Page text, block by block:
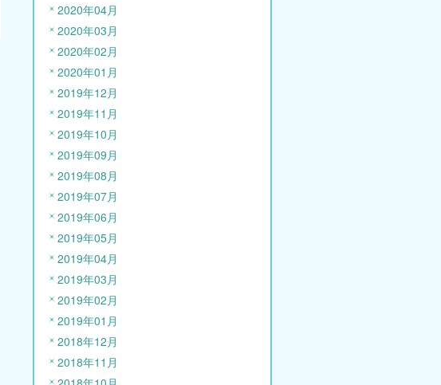
2020年04月
2020年03月
2020年02月
2020年01月
2019年12月
2019年11月
2019年10月
2019年09月
2019年08月
2019年07月
2019年06月
2019年05月
2019年04月
2019年03月
2019年02月
2019年01月
2018年12月
2018年11月